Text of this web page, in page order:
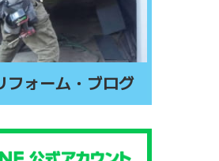
フォーム・ブログ